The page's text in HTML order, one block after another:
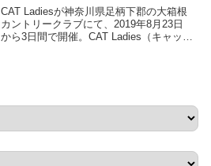
CAT Ladiesが神奈川県足柄下郡の大箱根
カントリークラブにて、2019年8月23日
から3日間で開催。CAT Ladies（キャット